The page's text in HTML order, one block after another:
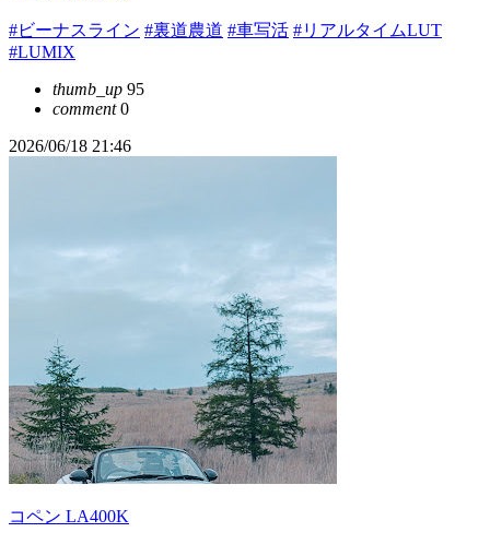
#ビーナスライン #裏道農道 #車写活 #リアルタイムLUT
#LUMIX
thumb_up 95
comment0
2026/06/18 21:46
コペン LA400K